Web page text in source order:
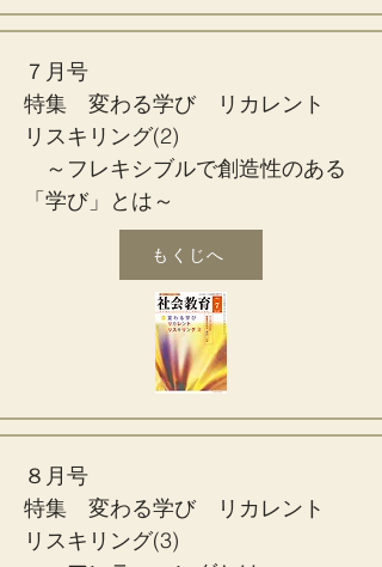
７月号
特集 変わる学び リカレント
リスキリング(2)
～フレキシブルで創造性のある
「学び」とは～
もくじへ
８月号
特集 変わる学び リカレント
リスキリング(3)